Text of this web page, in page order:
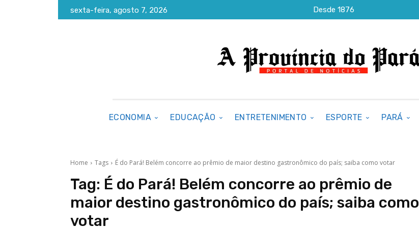
sexta-feira, agosto 7, 2026 Desde 1876
ECONOMIA EDUCAÇÃO ENTRETENIMENTO ESPORTE PARÁ
Home Tags É do Pará! Belém concorre ao prêmio de maior destino gastronômico do país; saiba como votar
Tag: É do Pará! Belém concorre ao prêmio de
maior destino gastronômico do país; saiba como
votar